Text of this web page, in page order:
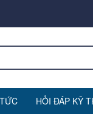
HỎI ĐÁP KỸ